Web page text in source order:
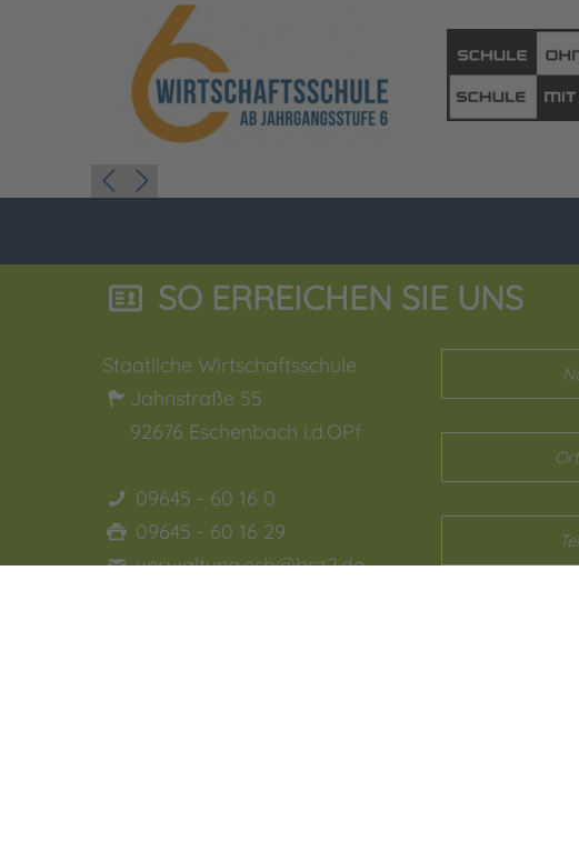
SO ERREICHEN SIE UNS
Staatliche Wirtschaftsschule
Jahnstraße 55
92676 Eschenbach i.d.OPf
09645 - 60 16 0
09645 - 60 16 29
verwaltung.esb@bsz2.de